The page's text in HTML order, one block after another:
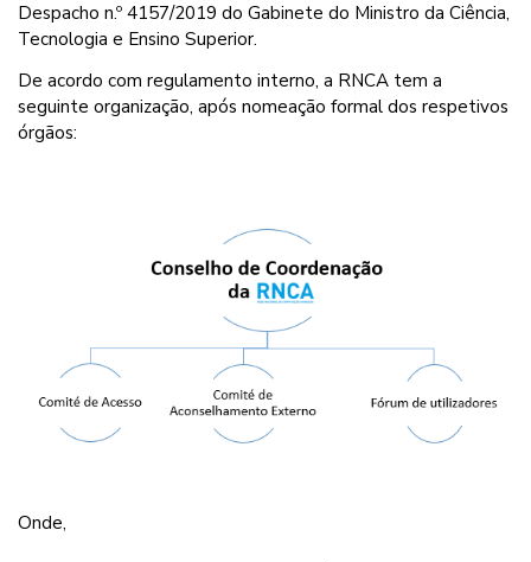
Despacho n.º 4157/2019 do Gabinete do Ministro da Ciência,
Tecnologia e Ensino Superior.
De acordo com regulamento interno, a RNCA tem a
seguinte organização, após nomeação formal dos respetivos
órgãos:
Onde,